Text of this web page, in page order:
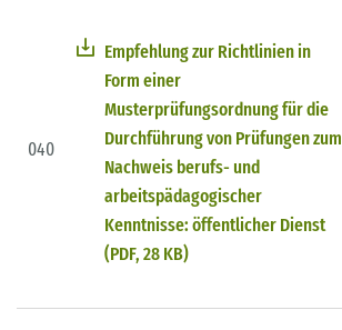
040
Empfehlung zur Richtlinien in
Form einer
Musterprüfungsordnung für die
Durchführung von Prüfungen zum
Nachweis berufs- und
arbeitspädagogischer
Kenntnisse: öffentlicher Dienst
(PDF, 28 KB)